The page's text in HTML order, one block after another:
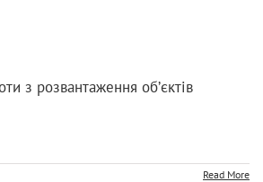
з розвантаження об’єктів
Read More